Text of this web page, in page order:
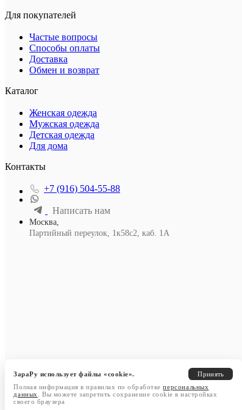
Для покупателей
Частые вопросы
Способы оплаты
Доставка
Обмен и возврат
Каталог
Женская одежда
Мужская одежда
Детская одежда
Для дома
Контакты
+7 (916) 504-55-88
Написать нам
Москва,
Партийный переулок, 1к58с2, каб. 1А
ЗараРу использует файлы «cookie».
Принять
Полная информация в правилах по обработкеперсональных
данных
. Вы можете запретить сохранение cookie в настройках
своего браузера